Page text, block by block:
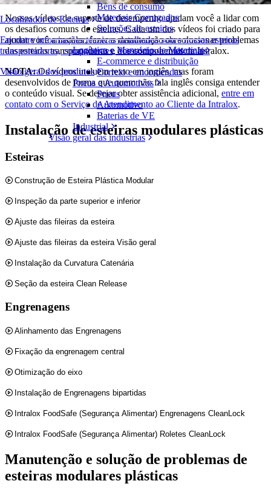
Localizador de Esteiras
Encontre informações técnicas detalhadas sobre nossas esteiras
transportadoras, componentes, acessórios e muito mais
Visão geral dos produtos
Bens de consumo
Materiais Corrugados
Soluções de esteiras
Logística e Manuseio de Materiais
E-commerce e distribuição
Correio e encomendas
Pneus e Automotivos
Pneus
Automotivo
Baterias de VE
Industrial
Visão geral das indústrias
Nossos vídeos de suporte de desempenho ajudam você a lidar com
os desafios comuns de esteiras. Cada um dos vídeos foi criado para
ajudar você a instalar, fazer a manutenção ou solucionar problemas
das esteiras transportadoras e dos componentes da Intralox.
NOTA:Os vídeos incluem texto em inglês, mas foram
desenvolvidos de forma que quem não fala inglês consiga entender
o conteúdo visual. Se desejar obter assistência adicional, entre em
contato com o Serviço de Atendimento ao Cliente da Intralox.
Instalação de esteiras modulares plásticas
Esteiras
Construção de Esteira Plástica Modular
Inspeção da parte superior e inferior
Ajuste das fileiras da esteira
Ajuste das fileiras da esteira Visão geral
Instalação da Curvatura Catenária
Seção da esteira Clean Release
Engrenagens
Alinhamento das Engrenagens
Fixação da engrenagem central
Otimização do eixo
Instalação de Engrenagens bipartidas
Intralox FoodSafe (Segurança Alimentar) Engrenagens CleanLock
Intralox FoodSafe (Segurança Alimentar) Roletes CleanLock
Manutenção e solução de problemas de
esteiras modulares plásticas